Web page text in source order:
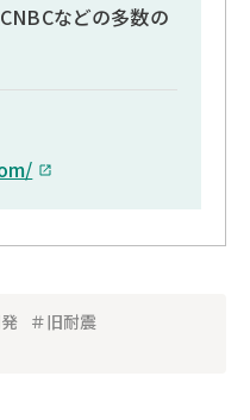
などの多数の
＃旧耐震